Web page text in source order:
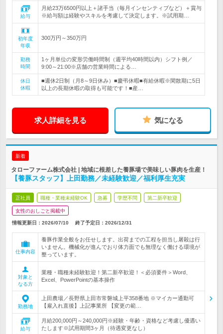
給与
月給23万6500円以上＋諸手当（毎月インセンティブなど）＋賞与
※給与額は経験やスキルを考慮して決定します。※試用期…
初年度
年収
300万円～350万円
勤務
時間
1ヶ月単位の変形労働時間制（週平均40時間以内）シフト例／
9:00～21:00※店舗の営業時間による…
休日
休暇
■週休2日制（月8～9日休み）■慶弔休暇■有給休暇※閑散期に5日
以上の長期休暇の取得も可能です！■産…
求人詳細を見る 気になる
新着
タローファーム株式会社 | 地域に根差した養豚場で美味しい豚肉を生産！
【養豚スタッフ】上田勤務／未経験歓迎／福利厚生充実
正社員 職種・業種未経験OK 急募 学歴不問 第二新卒歓迎
女性のおしごと掲載中
情報更新日：2026/07/10 終了予定日： 2026/12/31
仕事内容
養豚作業全般をお任せします。出荷までの工程を担当し屠殺は行
いません。機械化が進んでおり体力面でも無理なく働ける環境が
整っています。
対象と
なる方
業種・職種未経験歓迎！第二新卒歓迎！＜必須要件＞Word、
Excel、PowerPointの基本操作
勤務地
上田農場／長野県上田市常磐城上平358番地 ※マイカー通勤可
【雇入れ直後】上記事業所 【変更の範…
給与
月給200,000円～240,000円※経験・年齢・資格など考慮し優遇い
たします※試用期間3ヶ月（待遇変更なし）